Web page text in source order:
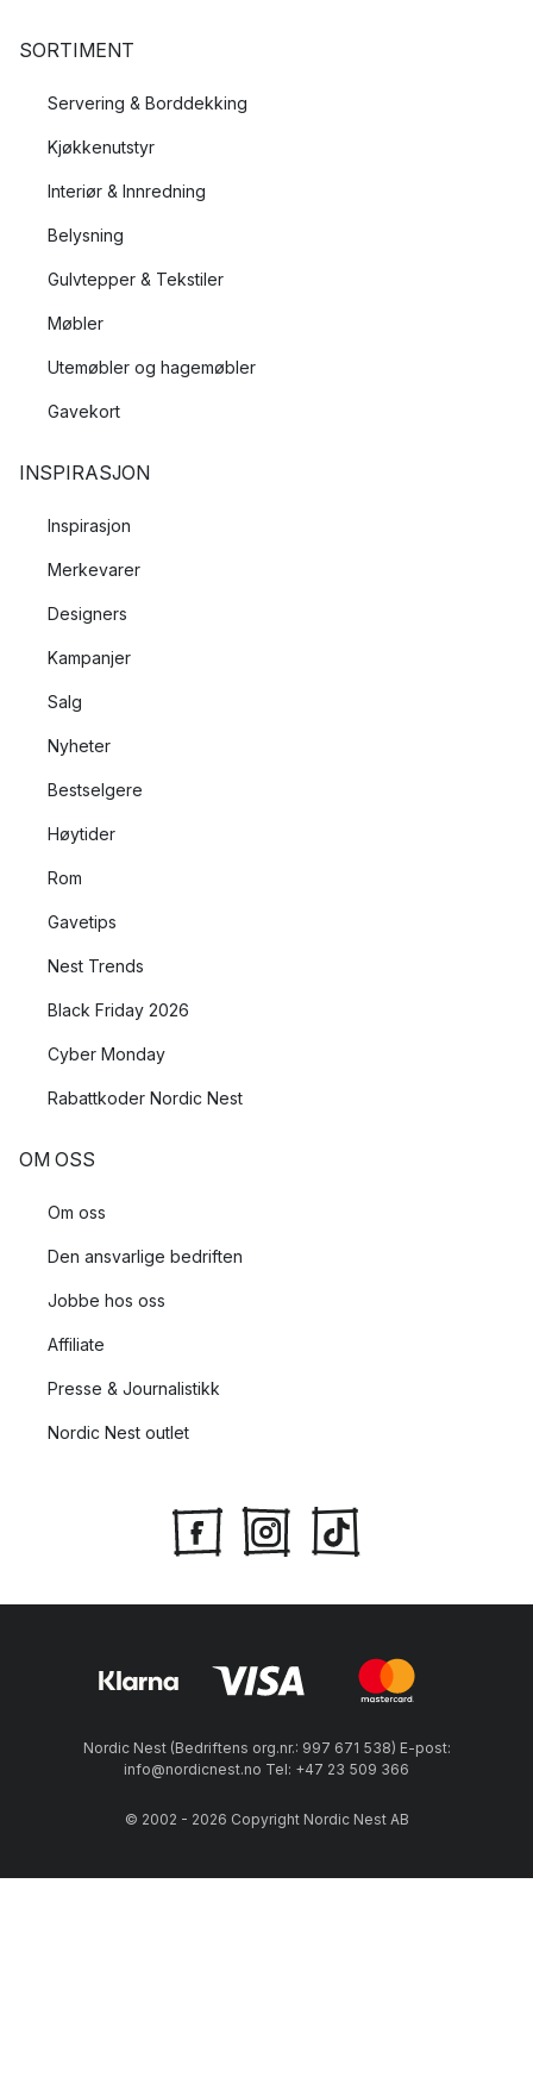
SORTIMENT
Servering & Borddekking
Kjøkkenutstyr
Interiør & Innredning
Belysning
Gulvtepper & Tekstiler
Møbler
Utemøbler og hagemøbler
Gavekort
INSPIRASJON
Inspirasjon
Merkevarer
Designers
Kampanjer
Salg
Nyheter
Bestselgere
Høytider
Rom
Gavetips
Nest Trends
Black Friday 2026
Cyber Monday
Rabattkoder Nordic Nest
OM OSS
Om oss
Den ansvarlige bedriften
Jobbe hos oss
Affiliate
Presse & Journalistikk
Nordic Nest outlet
Nordic Nest (Bedriftens org.nr.: 997 671 538) E-post:
info@nordicnest.no Tel: +47 23 509 366
© 2002 - 2026 Copyright Nordic Nest AB